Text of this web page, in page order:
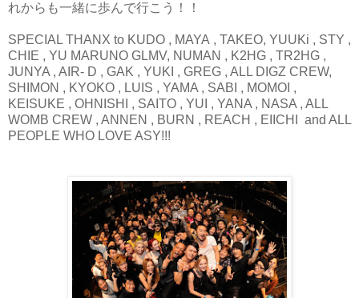
れからも一緒に歩んで行こう！！
SPECIAL THANX to KUDO , MAYA , TAKEO, YUUKi , STY ,
CHIE , YU MARUNO GLMV, NUMAN , K2HG , TR2HG ,
JUNYA , AIR- D , GAK , YUKI , GREG , ALL DIGZ CREW,
SHIMON , KYOKO , LUIS , YAMA , SABI , MOMOI ,
KEISUKE , OHNISHI , SAITO , YUI , YANA , NASA , ALL
WOMB CREW , ANNEN , BURN , REACH , EIICHI and ALL
PEOPLE WHO LOVE ASY!!!